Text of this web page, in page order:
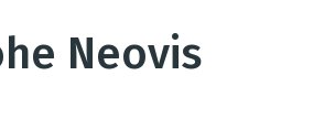
Neovis